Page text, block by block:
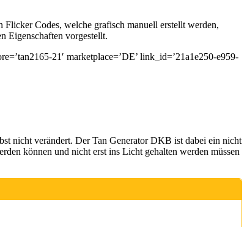
Codes, welche grafisch manuell erstellt werden,
Eigenschaften vorgestellt.
21′ marketplace=’DE’ link_id=’21a1e250-e959-
nicht verändert. Der Tan Generator DKB ist dabei ein nicht
können und nicht erst ins Licht gehalten werden müssen